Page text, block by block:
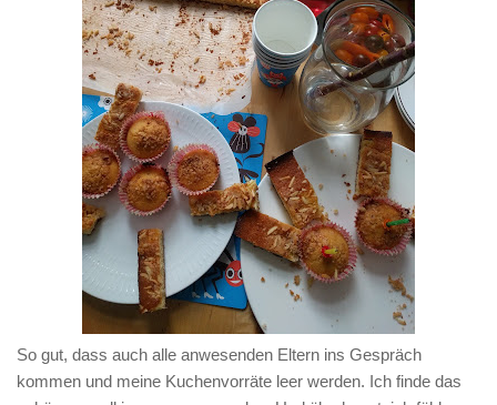
So gut, dass auch alle anwesenden Eltern ins Gespräch
kommen und meine Kuchenvorräte leer werden. Ich finde das